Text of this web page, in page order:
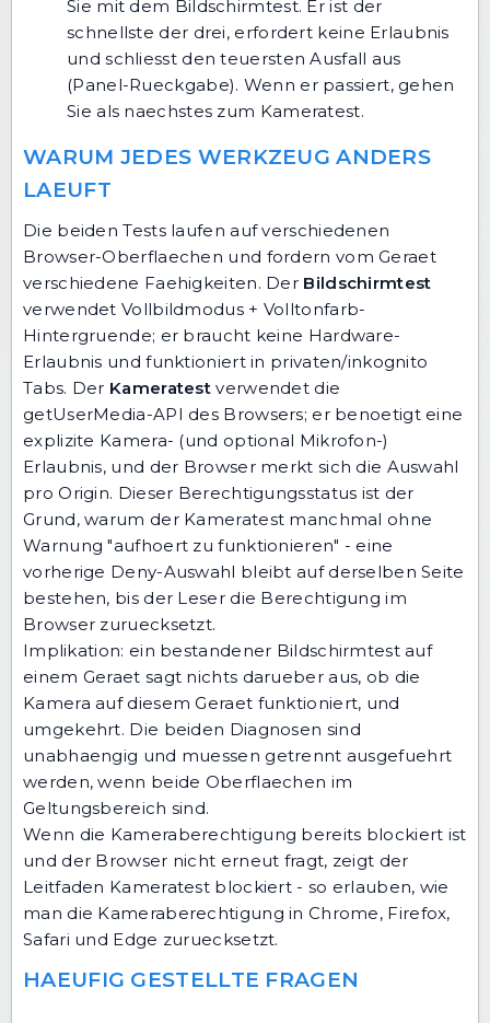
Sie mit dem Bildschirmtest. Er ist der
schnellste der drei, erfordert keine Erlaubnis
und schliesst den teuersten Ausfall aus
(Panel-Rueckgabe). Wenn er passiert, gehen
Sie als naechstes zum Kameratest.
WARUM JEDES WERKZEUG ANDERS
LAEUFT
Die beiden Tests laufen auf verschiedenen
Browser-Oberflaechen und fordern vom Geraet
verschiedene Faehigkeiten. Der Bildschirmtest
verwendet Vollbildmodus + Volltonfarb-
Hintergruende; er braucht keine Hardware-
Erlaubnis und funktioniert in privaten/inkognito
Tabs. Der Kameratest verwendet die
getUserMedia-API des Browsers; er benoetigt eine
explizite Kamera- (und optional Mikrofon-)
Erlaubnis, und der Browser merkt sich die Auswahl
pro Origin. Dieser Berechtigungsstatus ist der
Grund, warum der Kameratest manchmal ohne
Warnung "aufhoert zu funktionieren" - eine
vorherige Deny-Auswahl bleibt auf derselben Seite
bestehen, bis der Leser die Berechtigung im
Browser zuruecksetzt.
Implikation: ein bestandener Bildschirmtest auf
einem Geraet sagt nichts darueber aus, ob die
Kamera auf diesem Geraet funktioniert, und
umgekehrt. Die beiden Diagnosen sind
unabhaengig und muessen getrennt ausgefuehrt
werden, wenn beide Oberflaechen im
Geltungsbereich sind.
Wenn die Kameraberechtigung bereits blockiert ist
und der Browser nicht erneut fragt, zeigt der
Leitfaden Kameratest blockiert - so erlauben, wie
man die Kameraberechtigung in Chrome, Firefox,
Safari und Edge zuruecksetzt.
HAEUFIG GESTELLTE FRAGEN